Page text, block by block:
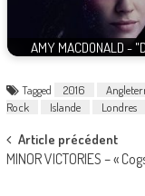
AMY MACDONALD -
Tagged 2016
Rock
Islande Londres
Post
navigation
Article précédent
MINOR VICTORIES – «